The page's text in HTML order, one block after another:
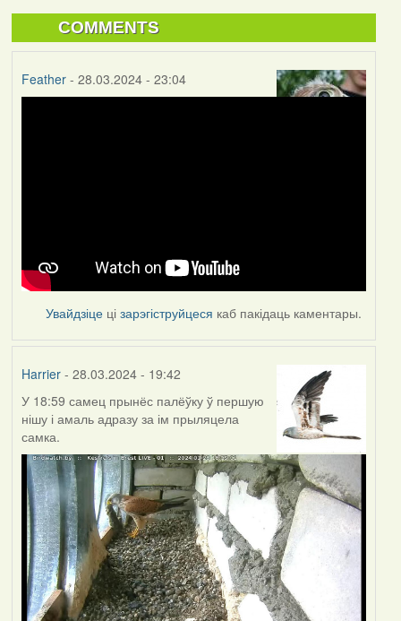
COMMENTS
Feather- 28.03.2024 - 23:04
Увайдзіце цізарэгіструйцеся каб пакідаць каментары.
Harrier- 28.03.2024 - 19:42
У 18:59 самец прынёс палёўку ў першую
нішу і амаль адразу за ім прыляцела
самка.